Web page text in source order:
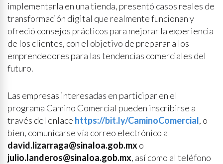
implementarla en una tienda, presentó casos reales de
transformación digital que realmente funcionan y
ofreció consejos prácticos para mejorar la experiencia
de los clientes, con el objetivo de preparar a los
emprendedores para las tendencias comerciales del
futuro.
Las empresas interesadas en participar en el
programa Camino Comercial pueden inscribirse a
través del enlace https://bit.ly/CaminoComercial, o
bien, comunicarse vía correo electrónico a
david.lizarraga@sinaloa.gob.mxo
julio.landeros@sinaloa.gob.mx, así como al teléfono